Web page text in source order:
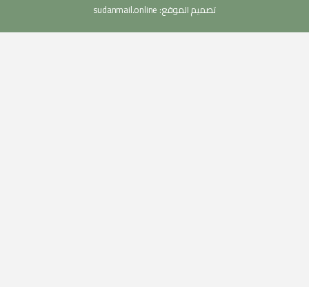
تصميم الموقع: sudanmail.online